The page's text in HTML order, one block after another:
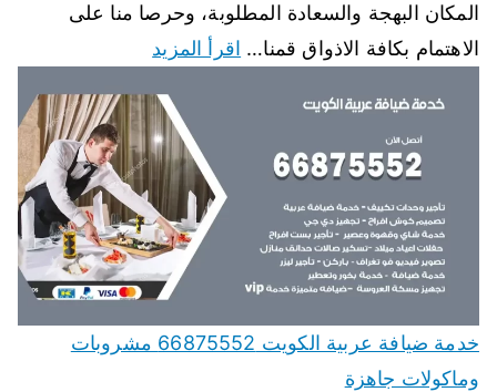
المكان البهجة والسعادة المطلوبة، وحرصا منا على
الاهتمام بكافة الاذواق قمنا… اقرأ المزيد
خدمة ضيافة عربية الكويت 66875552 مشروبات
وماكولات جاهزة